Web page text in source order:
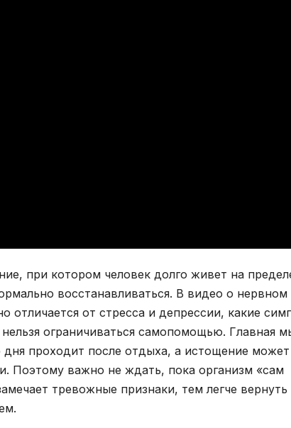
при котором человек долго живет на
восстанавливаться. В видео о нервном
отличается от стресса и депрессии, какие
ограничиваться самопомощью. Главная
дня проходит после отдыха, а истощение может
Поэтому важно не ждать, пока организм «сам
тревожные признаки, тем легче вернуть